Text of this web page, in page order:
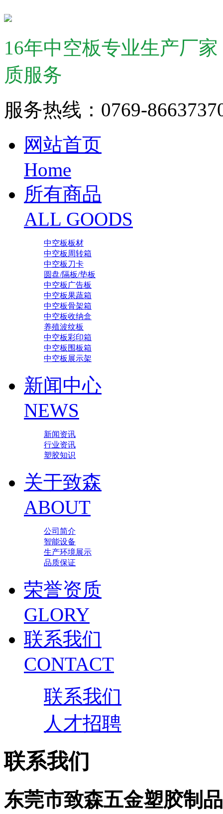
16年中空板专业生产厂
质服务
服务热线：0769-
网站首页
Home
所有商品
ALL GOODS
中空板板材
中空板周转箱
中空板刀卡
圆盘/隔板/垫板
中空板广告板
中空板果蔬箱
中空板骨架箱
中空板收纳盒
养殖波纹板
中空板彩印箱
中空板围板箱
中空板展示架
新闻中心
NEWS
新闻资讯
行业资讯
塑胶知识
关于致森
ABOUT
公司简介
智能设备
生产环境展示
品质保证
荣誉资质
GLORY
联系我们
CONTACT
联系我们
人才招聘
联系我们
东莞市致森五金塑胶制品